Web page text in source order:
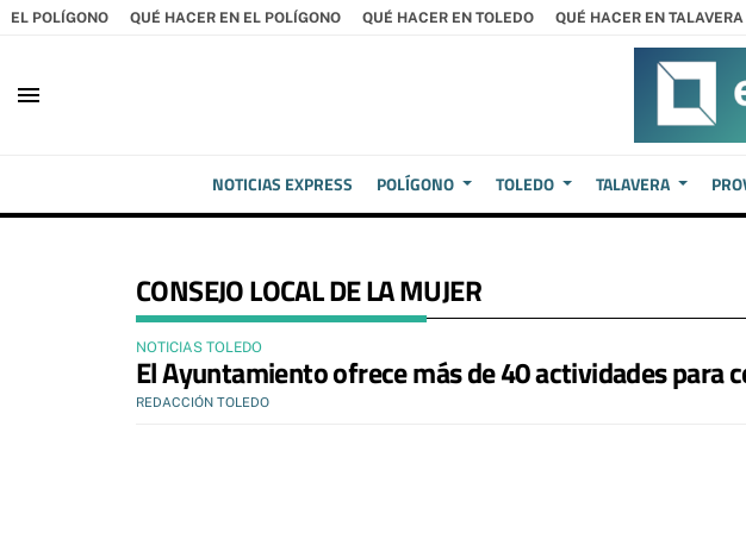
EL POLÍGONO QUÉ HACER EN EL POLÍGONO QUÉ HACER EN TOLEDO QUÉ HACER EN TALAVERA
menu
NOTICIAS EXPRESS POLÍGONO TOLEDO TALAVERA
CONSEJO LOCAL DE LA MUJER
NOTICIAS TOLEDO
El Ayuntamiento ofrece más de 40 actividades para
REDACCIÓN TOLEDO